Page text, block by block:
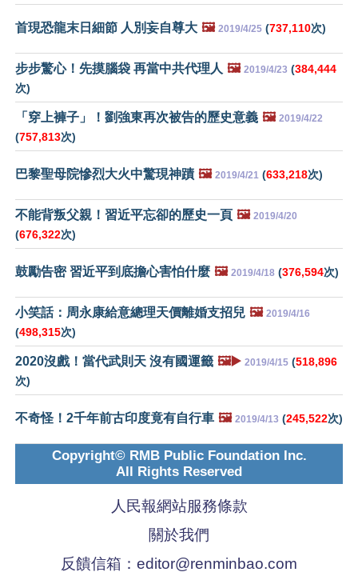
首現恐龍末日細節 人別妄自尊大 🖼️ 2019/4/25 (737,110次)
步步驚心！先摸腦袋 再當中共代理人 🖼️ 2019/4/23 (384,444
次)
「穿上褲子」！劉強東再次被告的歷史意義 🖼️ 2019/4/22
(757,813次)
巴黎聖母院慘烈大火中驚現神蹟 🖼️ 2019/4/21 (633,218次)
不能背叛父親！習近平忘卻的歷史一頁 🖼️ 2019/4/20
(676,322次)
鼓勵告密 習近平到底擔心害怕什麼 🖼️ 2019/4/18 (376,594次)
小笑話：周永康給意總理天價離婚支招兒 🖼️ 2019/4/16
(498,315次)
2020沒戲！當代武則天 沒有國運籤 🖼️▶️ 2019/4/15 (518,896
次)
不奇怪！2千年前古印度竟有自行車 🖼️ 2019/4/13 (245,522次)
Copyright© RMB Public Foundation Inc.
All Rights Reserved
人民報網站服務條款
關於我們
反饋信箱： editor@renminbao.com